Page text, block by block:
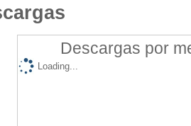
Descargas por
Loading...